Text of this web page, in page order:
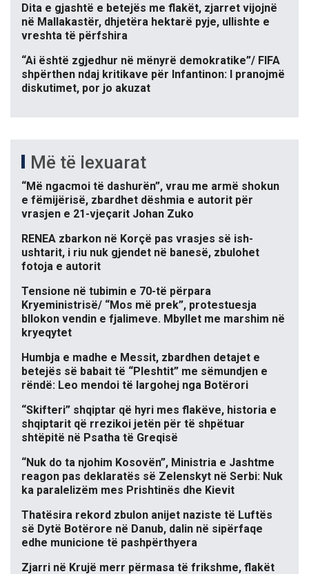
Dita e gjashtë e betejës me flakët, zjarret vijojnë
në Mallakastër, dhjetëra hektarë pyje, ullishte e
vreshta të përfshira
“Ai është zgjedhur në mënyrë demokratike”/ FIFA
shpërthen ndaj kritikave për Infantinon: I pranojmë
diskutimet, por jo akuzat
Më të lexuarat
“Më ngacmoi të dashurën”, vrau me armë shokun
e fëmijërisë, zbardhet dëshmia e autorit për
vrasjen e 21-vjeçarit Johan Zuko
RENEA zbarkon në Korçë pas vrasjes së ish-
ushtarit, i riu nuk gjendet në banesë, zbulohet
fotoja e autorit
Tensione në tubimin e 70-të përpara
Kryeministrisë/ “Mos më prek”, protestuesja
bllokon vendin e fjalimeve. Mbyllet me marshim në
kryeqytet
Humbja e madhe e Messit, zbardhen detajet e
betejës së babait të “Pleshtit” me sëmundjen e
rëndë: Leo mendoi të largohej nga Botërori
“Skifteri” shqiptar që hyri mes flakëve, historia e
shqiptarit që rrezikoi jetën për të shpëtuar
shtëpitë në Psatha të Greqisë
“Nuk do ta njohim Kosovën”, Ministria e Jashtme
reagon pas deklaratës së Zelenskyt në Serbi: Nuk
ka paralelizëm mes Prishtinës dhe Kievit
Thatësira rekord zbulon anijet naziste të Luftës
së Dytë Botërore në Danub, dalin në sipërfaqe
edhe municione të pashpërthyera
Zjarri në Krujë merr përmasa të frikshme, flakët